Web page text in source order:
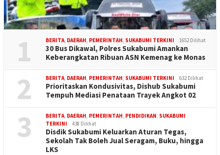
1 BERITA, DAERAH, PEMERINTAH, SUKABUMI TERKINI 1652 Dilihat
30 Bus Dikawal, Polres Sukabumi Amankan
Keberangkatan Ribuan ASN Kemenag ke Monas
2 BERITA, DAERAH, PEMERINTAH, SUKABUMI TERKINI 632 Dilihat
Prioritaskan Kondusivitas, Dishub Sukabumi
Tempuh Mediasi Penataan Trayek Angkot 02
3 BERITA, DAERAH, PEMERINTAH, PENDIDIKAN, SUKABUMI
TERKINI
438 Dilihat
Disdik Sukabumi Keluarkan Aturan Tegas,
Sekolah Tak Boleh Jual Seragam, Buku, hingga
LKS